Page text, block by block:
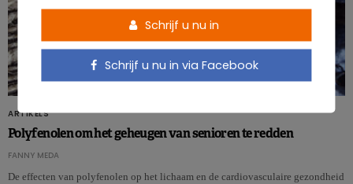
ARTIKELS
Polyfenolen om het geheugen van senioren te redden
FANNY MEDA
De effecten van polyfenolen op het lichaam en de cardiovasculaire gezondheid
Schrijf u nu in
Schrijf u nu in via Facebook